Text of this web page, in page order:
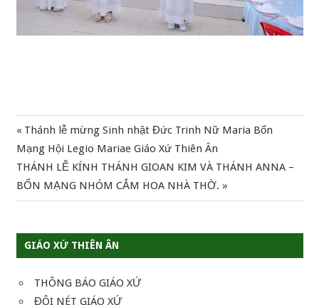
GIÁO XỨ THIÊN ÂN
THÔNG BÁO GIÁO XỨ
ĐÔI NÉT GIÁO XỨ
Điều
hướng
bài
Previous
Post:
Thánh lễ mừng Sinh nhật Đức Trinh Nữ Maria Bổn
Mạng Hội Legio Mariae Giáo Xứ Thiên Ân
Next
Post:
THÁNH LỄ KÍNH THÁNH GIOAN KIM VÀ THÁNH ANNA –
BỔN MẠNG NHÓM CẮM HOA NHÀ THỜ.